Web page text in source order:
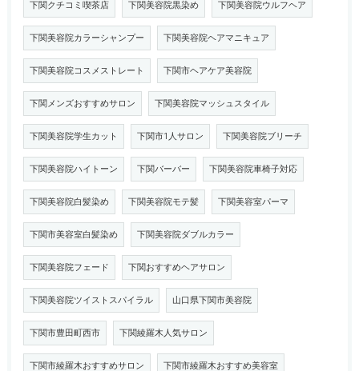
下関クチコミ喫茶店 下関美容院黒染め 下関美容院ウルフヘア
下関美容院カラーシャンプー 下関美容院ヘアマニキュア
下関美容院コスメストレート 下関市ヘアケア美容院
下関メンズおすすめサロン 下関美容院マッシュスタイル
下関美容院学生カット 下関市1人サロン 下関美容院ブリーチ
下関美容院ハイトーン 下関バーバー 下関美容院車椅子対応
下関美容院白髪染め 下関美容院モテ髪 下関美容室パーマ
下関市美容室白髪染め 下関美容院ダブルカラー
下関美容院フェード 下関おすすめヘアサロン
下関美容院ツイストスパイラル 山口県下関市美容院
下関市豊田町西市 下関綾羅木人気サロン
下関市綾羅木おすすめサロン 下関市綾羅木おすすめ美容室